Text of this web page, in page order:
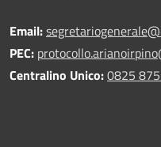
Email:
PEC:
Centralino Unico:0825